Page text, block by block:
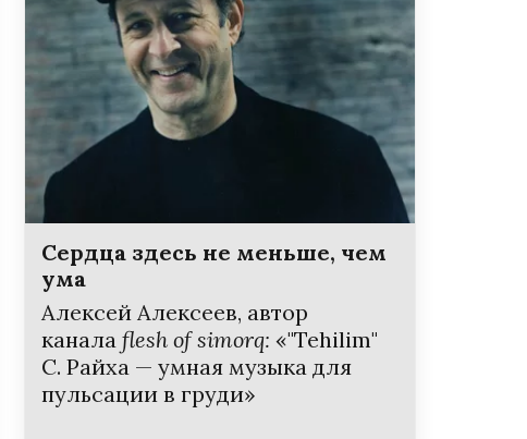
Сердца здесь не меньше, чем
ума
Алексей Алексеев, автор
канала flesh of simorq: «"Tehilim"
С. Райха — умная музыка для
пульсации в груди»